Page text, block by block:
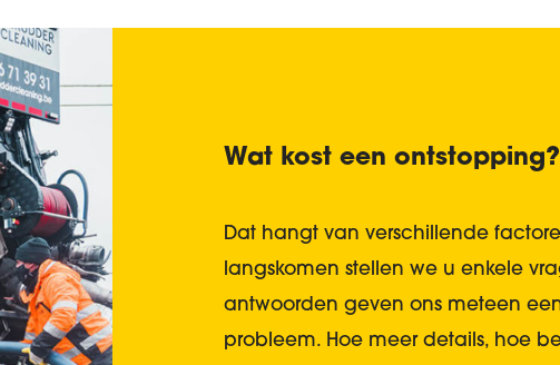
Wat kost een ontstopping?
Dat hangt van verschillende
langskomen stellen we u enkele
antwoorden geven ons meteen
probleem. Hoe meer details, hoe